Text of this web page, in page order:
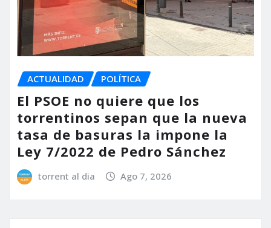
ACTUALIDAD POLÍTICA
El PSOE no quiere que los
torrentinos sepan que la nueva
tasa de basuras la impone la
Ley 7/2022 de Pedro Sánchez
torrent al dia Ago 7, 2026